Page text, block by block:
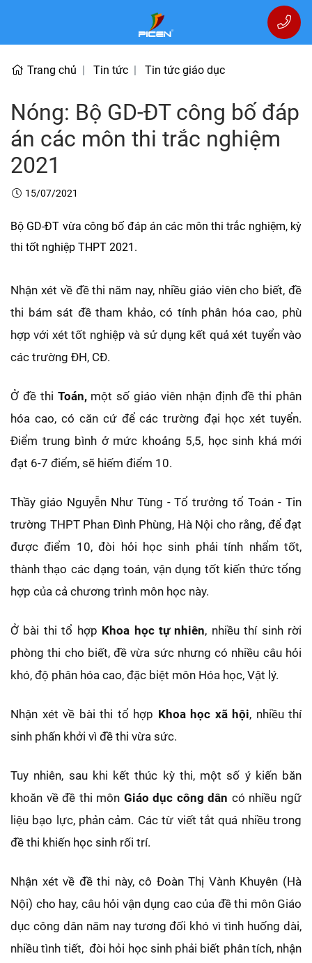
Trang chủ Tin tức Tin tức giáo dục
Nóng: Bộ GD-ĐT công bố đáp
án các môn thi trắc nghiệm
2021
15/07/2021
Bộ GD-ĐT vừa công bố đáp án các môn thi trắc nghiệm, kỳ
thi tốt nghiệp THPT 2021.
Nhận xét về đề thi năm nay, nhiều giáo viên cho biết, đề
thi bám sát đề tham khảo, có tính phân hóa cao, phù
hợp với xét tốt nghiệp và sử dụng kết quả xét tuyển vào
các trường ĐH, CĐ.
Ở đề thi Toán,một số giáo viên nhận định đề thi phân
hóa cao, có căn cứ để các trường đại học xét tuyển.
Điểm trung bình ở mức khoảng 5,5, học sinh khá mới
đạt 6-7 điểm, sẽ hiếm điểm 10.
Thầy giáo Nguyễn Như Tùng - Tổ trưởng tổ Toán - Tin
trường THPT Phan Đình Phùng, Hà Nội cho rằng, để đạt
được điểm 10, đòi hỏi học sinh phải tính nhẩm tốt,
thành thạo các dạng toán, vận dụng tốt kiến thức tổng
hợp của cả chương trình môn học này.
Ở bài thi tổ hợp Khoa học tự nhiên, nhiều thí sinh rời
phòng thi cho biết, đề vừa sức nhưng có nhiều câu hỏi
khó, độ phân hóa cao, đặc biệt môn Hóa học, Vật lý.
Nhận xét về bài thi tổ hợp Khoa học xã hội, nhiều thí
sinh phấn khởi vì đề thi vừa sức.
Tuy nhiên, sau khi kết thúc kỳ thi, một số ý kiến băn
khoăn về đề thi môn Giáo dục công dân có nhiều ngữ
liệu bạo lực, phản cảm. Các từ viết tắt quá nhiều trong
đề thi khiến học sinh rối trí.
Nhận xét về đề thi này, cô Đoàn Thị Vành Khuyên (Hà
Nội) cho hay, câu hỏi vận dụng cao của đề thi môn Giáo
dục công dân năm nay tương đối khó vì tình huống dài,
nhiều tình tiết, đòi hỏi học sinh phải biết phân tích, nhận